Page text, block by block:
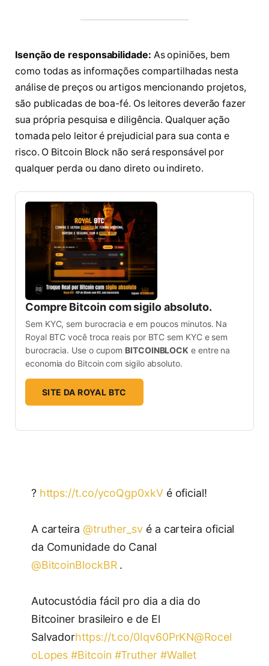
Isenção de responsabilidade: As opiniões, bem
como todas as informações compartilhadas nesta
análise de preços ou artigos mencionando projetos,
são publicadas de boa-fé. Os leitores deverão fazer
sua própria pesquisa e diligência. Qualquer ação
tomada pelo leitor é prejudicial para sua conta e
risco. O Bitcoin Block não será responsável por
qualquer perda ou dano direto ou indireto.
Compre Bitcoin com sigilo absoluto.
Sem KYC, sem burocracia e em poucos minutos. Na
Royal BTC você troca reais por BTC sem KYC e sem
burocracia. Use o cupom BITCOINBLOCK e entre na
economia do Bitcoin com sigilo absoluto.
SITE DA ROYAL BTC
? https://t.co/ycoQgp0xkVé oficial!
A carteira @truther_sv é a carteira oficial
da Comunidade do Canal
@BitcoinBlockBR.
Autocustódia fácil pro dia a dia do
Bitcoiner brasileiro e de El
Salvadorhttps://t.co/0Iqv60PrKN@Rocel
oLopes #Bitcoin #Truther #Wallet